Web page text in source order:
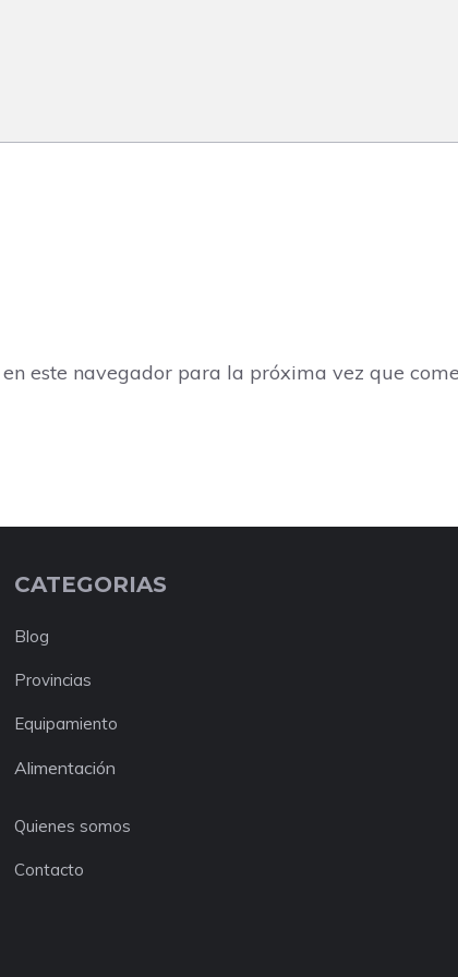
este navegador para la próxima vez que
CATEGORIAS
Blog
Provincias
Equipamiento
Alimentación
Quienes somos
Contacto